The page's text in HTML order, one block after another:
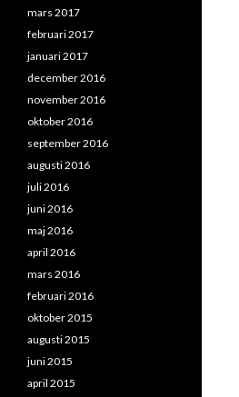
mars 2017
februari 2017
januari 2017
december 2016
november 2016
oktober 2016
september 2016
augusti 2016
juli 2016
juni 2016
maj 2016
april 2016
mars 2016
februari 2016
oktober 2015
augusti 2015
juni 2015
april 2015